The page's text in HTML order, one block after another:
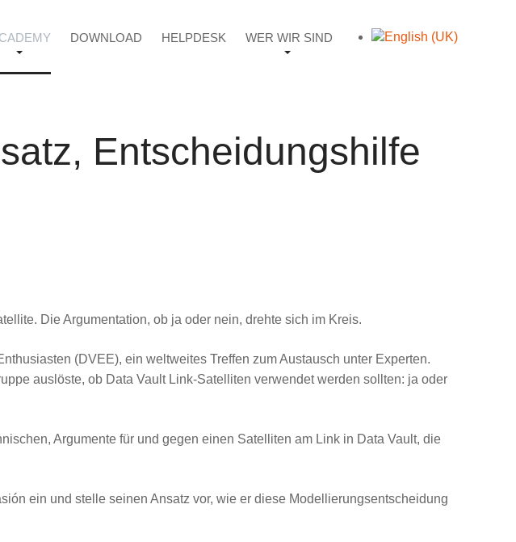
DOWNLOAD HELPDESK WER WIR SIND
Entscheidungshilfe
Die Argumentation, ob ja oder nein, drehte sich im Kreis.
(DVEE), ein weltweites Treffen zum Austausch unter Experten.
auslöste, ob Data Vault Link-Satelliten verwendet werden sollten: ja oder
Argumente für und gegen einen Satelliten am Link in Data Vault, die
ein und stelle seinen Ansatz vor, wie er diese Modellierungsentscheidung